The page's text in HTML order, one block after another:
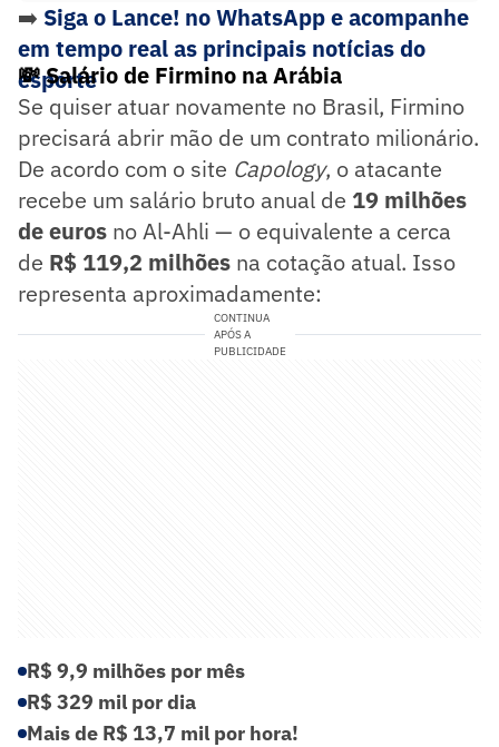
➡️ Siga o Lance! no WhatsApp e acompanhe
em tempo real as principais notícias do
esporte
💸 Salário de Firmino na Arábia
Se quiser atuar novamente no Brasil, Firmino
precisará abrir mão de um contrato milionário.
De acordo com o site Capology, o atacante
recebe um salário bruto anual de 19 milhões
de euros no Al-Ahli — o equivalente a cerca
de R$ 119,2 milhões na cotação atual. Isso
representa aproximadamente:
CONTINUA
APÓS A
PUBLICIDADE
R$ 9,9 milhões por mês
R$ 329 mil por dia
Mais de R$ 13,7 mil por hora!